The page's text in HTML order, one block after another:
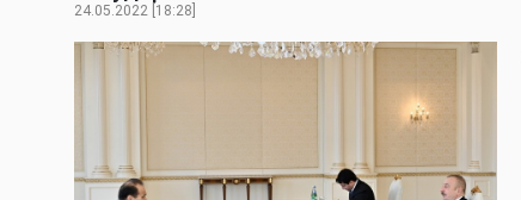
Культура
Интервью
24.05.2022 [18:28]